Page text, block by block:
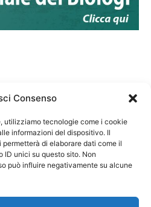
Consenso
utilizziamo tecnologie come i cookie
informazioni del dispositivo. Il
di elaborare dati come il
ID unici su questo sito. Non
può influire negativamente su alcune
Degli Ordini dei Biologi:
80069130583
www.fnob.it: Vincenzo